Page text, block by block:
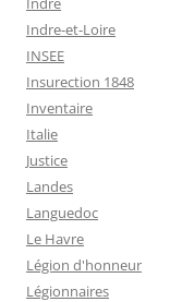
Indre-et-Loire
INSEE
Insurection 1848
Inventaire
Italie
Justice
Landes
Languedoc
Le Havre
Légion d'honneur
Légionnaires